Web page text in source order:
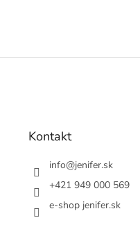
Kontakt
info@jenifer.sk
+421 949 000 569
e-shop jenifer.sk